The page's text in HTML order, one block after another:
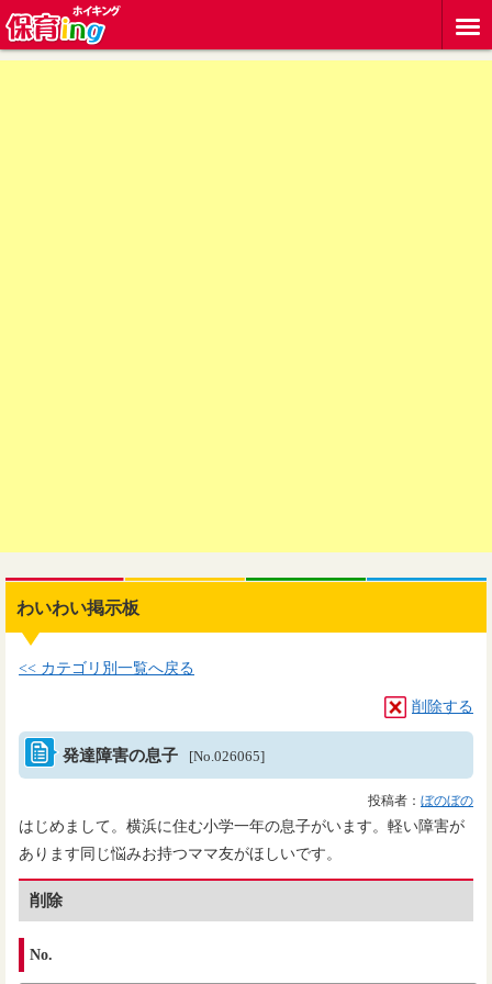
わいわい掲示板
<< カテゴリ別一覧へ戻る
削除する
発達障害の息子 [No.026065]
投稿者： ぼのぼの
はじめまして。横浜に住む小学一年の息子がいます。軽い障害が
あります同じ悩みお持つママ友がほしいです。
削除
No.